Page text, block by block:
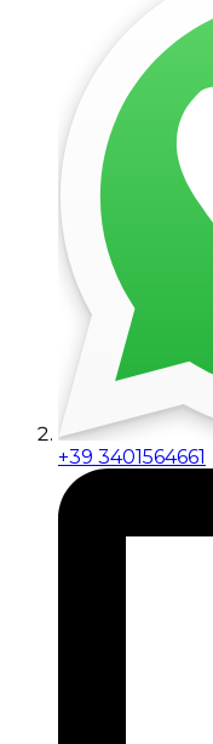
+39 3401564661